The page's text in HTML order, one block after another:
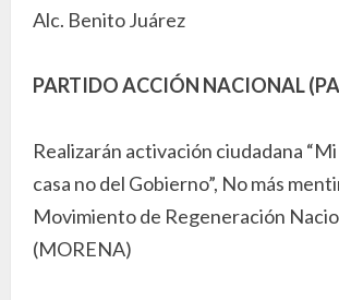
Alc. Benito Juárez
PARTIDO ACCIÓN NACIONAL
Realizarán activación ciudadana “Mi
casa no del Gobierno”, No más
Movimiento de Regeneración
(MORENA)